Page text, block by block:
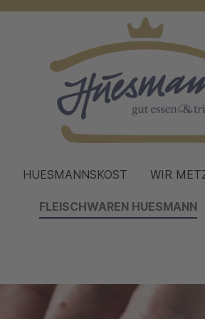
HUESMANNSKOST WIR
FLEISCHWAREN HUESMANN